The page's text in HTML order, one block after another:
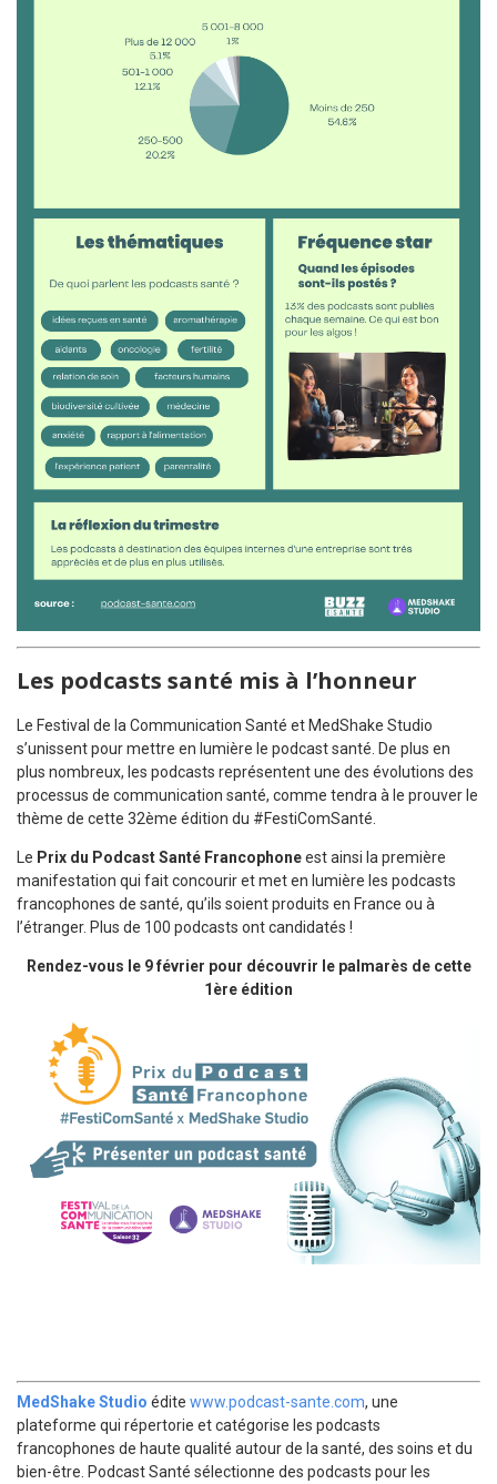
Les podcasts santé mis à l’honneur
Le Festival de la Communication Santé et MedShake Studio
s’unissent pour mettre en lumière le podcast santé. De plus en
plus nombreux, les podcasts représentent une des évolutions des
processus de communication santé, comme tendra à le prouver le
thème de cette 32ème édition du #FestiComSanté.
Le Prix du Podcast Santé Francophoneest ainsi la première
manifestation qui fait concourir et met en lumière les podcasts
francophones de santé, qu’ils soient produits en France ou à
l’étranger. Plus de 100 podcasts ont candidatés !
Rendez-vous le 9 février pour découvrir le palmarès de cette
1ère édition
MedShake Studio édite www.podcast-sante.com, une
plateforme qui répertorie et catégorise les podcasts
francophones de haute qualité autour de la santé, des soins et du
bien-être. Podcast Santé sélectionne des podcasts pour les